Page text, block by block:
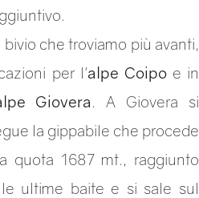
che troviamo più avanti,
per l'alpe Coipoe in
Giovera. A Giovera si
la gippabile che procede
a quota 1687 mt., raggiunto
ultime baite e si sale sul